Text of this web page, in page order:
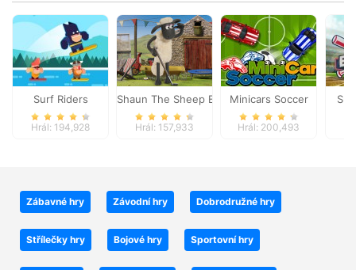
Surf Riders
Hrál: 194,928
Shaun The Sheep Baahmy Golf
Hrál: 157,933
Minicars Soccer
Hrál: 200,493
Zábavné hry Závodní hry Dobrodružné hry
Střílečky hry Bojové hry Sportovní hry